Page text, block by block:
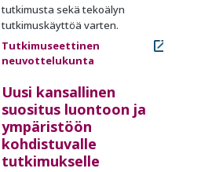
tutkimusta sekä tekoälyn
tutkimuskäyttöä varten.
Tutkimuseettinen
neuvottelukunta
Uusi kansallinen
suositus luontoon ja
ympäristöön
kohdistuvalle
tutkimukselle